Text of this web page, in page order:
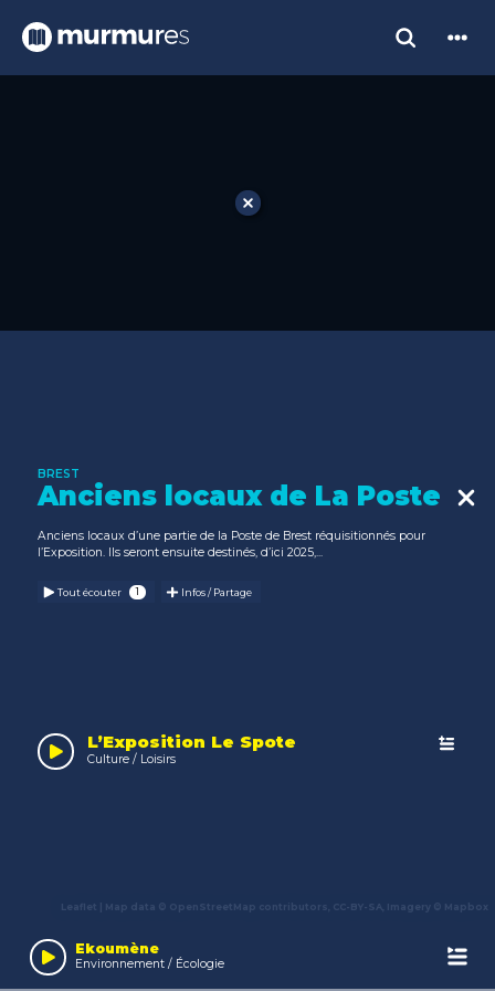
BREST
Anciens locaux de La Poste
Anciens locaux d’une partie de la Poste de Brest réquisitionnés pour
l’Exposition. Ils seront ensuite destinés, d’ici 2025,...
Tout écouter Infos / Partage
L’Exposition Le Spote
Culture / Loisirs
Leaflet | Map data © OpenStreetMap contributors, CC-BY-SA , Imagery © Mapbox
Player
Ekoumène
Environnement / Écologie